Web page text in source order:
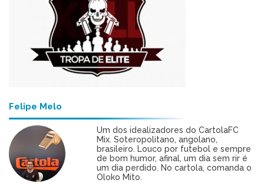
Felipe Melo
Um dos idealizadores do CartolaFC
Mix. Soteropolitano, angolano,
brasileiro. Louco por futebol e sempre
de bom humor, afinal, um dia sem rir é
um dia perdido. No cartola, comanda o
Oloko Mito.